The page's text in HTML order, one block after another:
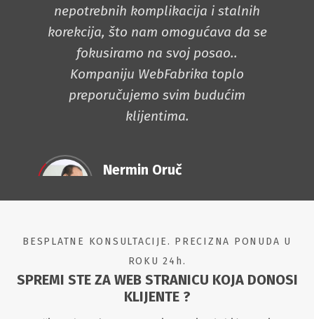
nepotrebnih komplikacija i stalnih
korekcija, što nam omogućava da se
fokusiramo na svoj posao..
Kompaniju WebFabrika toplo
preporučujemo svim budućim
klijentima.
Nermin Oruč
CREDI Sarajevo
BESPLATNE KONSULTACIJE. PRECIZNA PONUDA U
ROKU 24h.
SPREMI STE ZA WEB STRANICU KOJA DONOSI
KLIJENTE ?